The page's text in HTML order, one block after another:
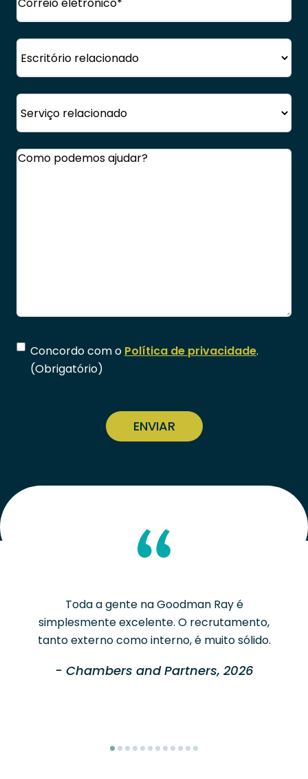
eletrónico(Obrigatório)
Escritório
Serviço
Comentários(Obrigatório)
Consentimento(Obrigatório)
Concordo com o Política de privacidade.
(Obrigatório)
Toda a gente na Goodman Ray é
simplesmente excelente. O recrutamento,
tanto externo como interno, é muito sólido.
- Chambers and Partners, 2026